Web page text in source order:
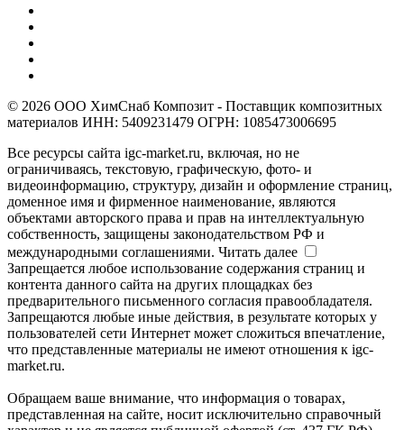
© 2026 ООО ХимСнаб Композит - Поставщик композитных
материалов ИНН: 5409231479 ОГРН: 1085473006695
Все ресурсы сайта igc-market.ru, включая, но не
ограничиваясь, текстовую, графическую, фото- и
видеоинформацию, структуру, дизайн и оформление страниц,
доменное имя и фирменное наименование, являются
объектами авторского права и прав на интеллектуальную
собственность, защищены законодательством РФ и
международными соглашениями. Читать далее
Запрещается любое использование содержания страниц и
контента данного сайта на других площадках без
предварительного письменного согласия правообладателя.
Запрещаются любые иные действия, в результате которых у
пользователей сети Интернет может сложиться впечатление,
что представленные материалы не имеют отношения к igc-
market.ru.
Обращаем ваше внимание, что информация о товарах,
представленная на сайте, носит исключительно справочный